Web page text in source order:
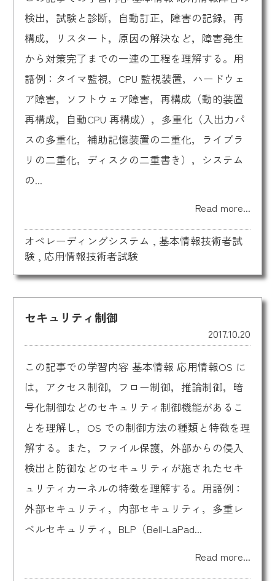
検出，試験と診断，自動訂正，障害の記録，再
構成，リスタート，原因の解決など，障害発生
から対策完了までの一連の工程を理解する。用
語例：タイマ監視，CPU 監視装置，ハードウェ
ア障害，ソフトウェア障害，再構成（動的装置
再構成，自動CPU 再構成），多重化（入出力パ
スの多重化，補助記憶装置の二重化，ライブラ
リの二重化，ディスクの二重書き），システム
の...
Read more...
オペレーディングシステム , 基本情報技術者試
験 , 応用情報技術者試験
セキュリティ制御
2017.10.20
この記事での学習内容 基本情報 応用情報OS に
は，アクセス制御，フロー制御，推論制御，暗
号化制御などのセキュリティ制御機能があるこ
とを理解し，OS での制御方法の種類と特徴を理
解する。また，ファイル保護，外部からの侵入
検出と防御などのセキュリティが施されたセキ
ュリティカーネルの特徴を理解する。用語例：
外部セキュリティ，内部セキュリティ，多重レ
ベルセキュリティ，BLP（Bell-LaPad...
Read more...